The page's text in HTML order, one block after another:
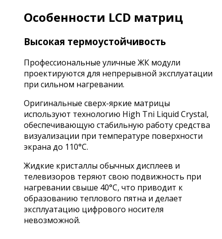
Особенности LCD матриц
Высокая термоустойчивость
Профессиональные уличные ЖК модули
проектируются для непрерывной эксплуатации
при сильном нагревании.
Оригинальные сверх-яркие матрицы
используют технологию High Tni Liquid Crystal,
обеспечивающую стабильную работу средства
визуализации при температуре поверхности
экрана до 110°C.
Жидкие кристаллы обычных дисплеев и
телевизоров теряют свою подвижность при
нагревании свыше 40°C, что приводит к
образованию теплового пятна и делает
эксплуатацию цифрового носителя
невозможной.